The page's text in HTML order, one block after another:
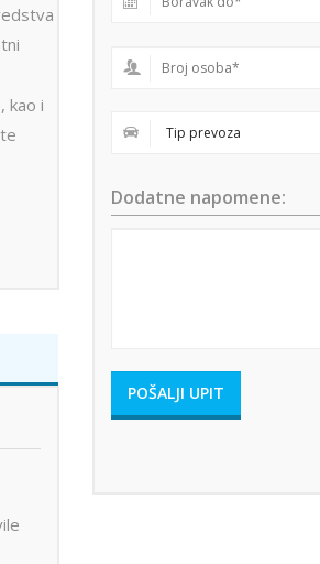
kao i
Dodatne napomene: